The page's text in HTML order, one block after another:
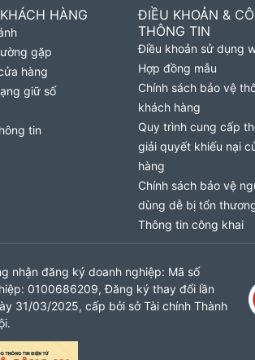
HÀNG
gặp
hàng
giữ số
tin
ĐIỀU KHOẢN &
THÔNG TIN
Điều khoản sử dụng
Hợp đồng mẫu
Chính sách bảo vệ
khách hàng
Quy trình cung cấp
giải quyết khiếu nại
hàng
Chính sách bảo vệ
dùng dễ bị tổn
Thông tin công khai
nhận đăng ký doanh nghiệp: Mã số
0100686209, Đăng ký thay đổi lần
31/03/2025, cấp bởi sở Tài chính Thành